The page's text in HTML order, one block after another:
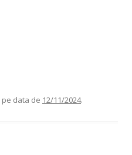
pe data de 12/11/2024.